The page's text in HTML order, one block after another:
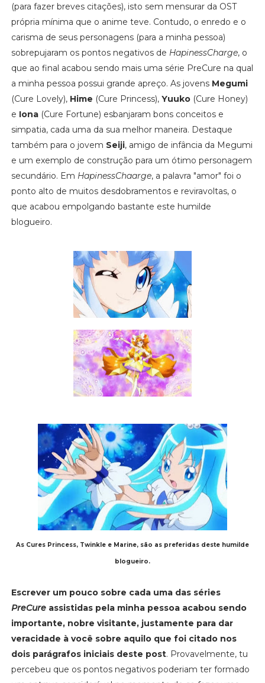
(para fazer breves citações), isto sem mensurar da OST
própria mínima que o anime teve. Contudo, o enredo e o
carisma de seus personagens (para a minha pessoa)
sobrepujaram os pontos negativos de HapinessCharge, o
que ao final acabou sendo mais uma série PreCure na qual
a minha pessoa possui grande apreço. As jovens Megumi
(Cure Lovely), Hime (Cure Princess), Yuuko(Cure Honey)
e Iona(Cure Fortune) esbanjaram bons conceitos e
simpatia, cada uma da sua melhor maneira. Destaque
também para o jovem Seiji, amigo de infância da Megumi
e um exemplo de construção para um ótimo personagem
secundário. Em HapinessChaarge, a palavra "amor" foi o
ponto alto de muitos desdobramentos e reviravoltas, o
que acabou empolgando bastante este humilde
blogueiro.
As Cures Princess, Twinkle e Marine, são as preferidas deste humilde
blogueiro.
Escrever um pouco sobre cada uma das séries
PreCureassistidas pela minha pessoa acabou sendo
importante, nobre visitante, justamente para dar
veracidade à você sobre aquilo que foi citado nos
dois parágrafos iniciais deste post. Provavelmente, tu
percebeu que os pontos negativos poderiam ter formado